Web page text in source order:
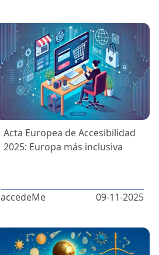
Acta Europea de Accesibilidad
2025: Europa más inclusiva
accedeMe 09-11-2025